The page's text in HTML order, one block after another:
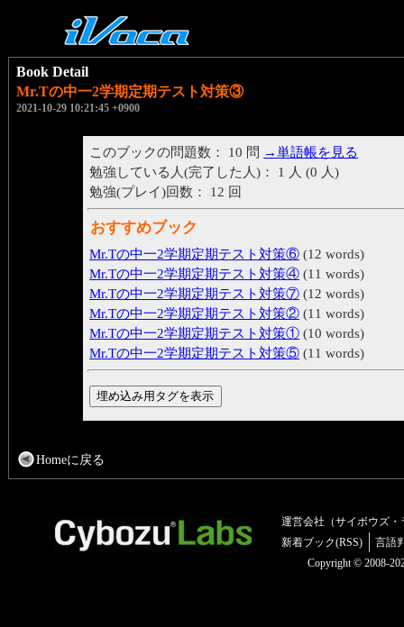
Book Detail
Mr.Tの中一2学期定期テスト対策③
2021-10-29 10:21:45 +0900
このブックの問題数： 10 問 →単語帳を見る
勉強している人(完了した人)： 1 人 (0 人)
勉強(プレイ)回数： 12 回
おすすめブック
Mr.Tの中一2学期定期テスト対策⑥ (12 words)
Mr.Tの中一2学期定期テスト対策④ (11 words)
Mr.Tの中一2学期定期テスト対策⑦ (12 words)
Mr.Tの中一2学期定期テスト対策② (11 words)
Mr.Tの中一2学期定期テスト対策① (10 words)
Mr.Tの中一2学期定期テスト対策⑤ (11 words)
Homeに戻る
運営会社（サイボウズ・
新着ブック(RSS)
言語
Copyright © 2008-